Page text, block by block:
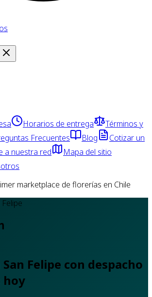
Horarios de entrega
Términos y
Frecuentes Blog
Cotizar un
a nuestra red
Mapa del sitio
marketplace de florerías en Chile
Felipe con despacho
hoy